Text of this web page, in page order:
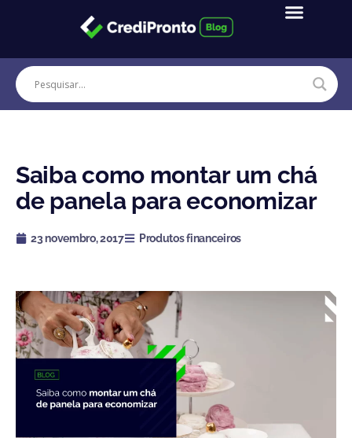
conteúdo
Saiba como montar um chá
de panela para economizar
23 novembro, 2017 Produtos financeiros